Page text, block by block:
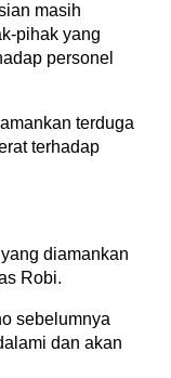
masih
pihak yang
personel
terduga
terhadap
diamankan
Robi.
sebelumnya
dan akan